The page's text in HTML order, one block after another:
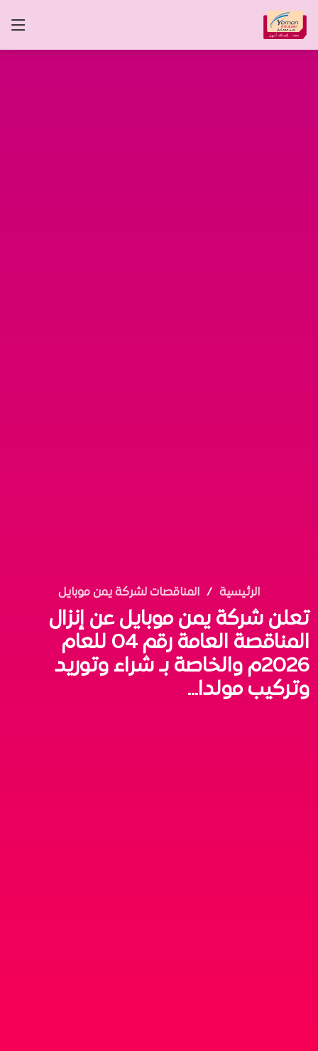
الرئيسية المناقصات لشركة يمن موبايل
تعلن شركة يمن موبايل عن إنزال
المناقصة العامة رقم 04 للعام
2026م والخاصة بـ شراء وتوريد
وتركيب مولدا...